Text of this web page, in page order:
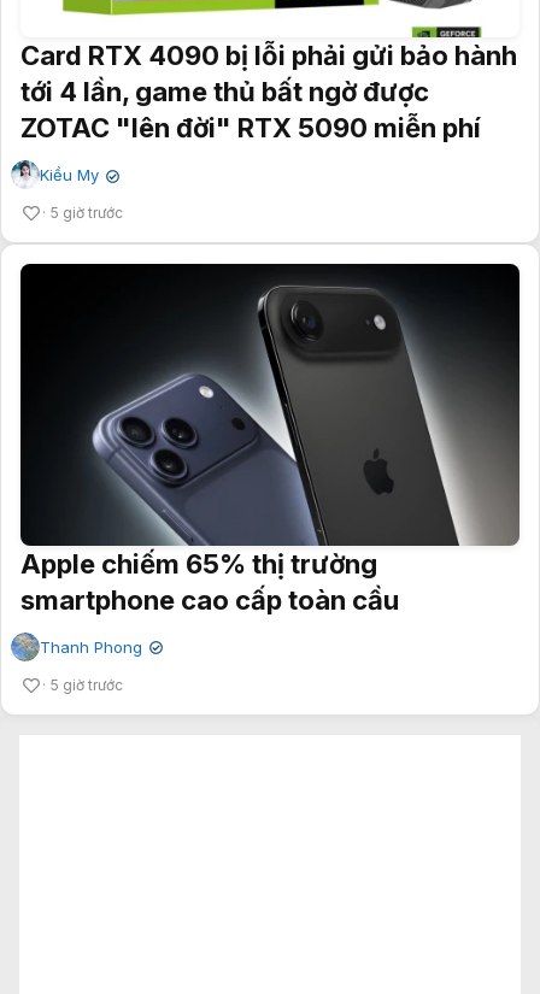
Card RTX 4090 bị lỗi phải gửi bảo hành
tới 4 lần, game thủ bất ngờ được
ZOTAC "lên đời" RTX 5090 miễn phí
Kiều My ✔
5 giờ trước
Apple chiếm 65% thị trường
smartphone cao cấp toàn cầu
Thanh Phong ✔
5 giờ trước